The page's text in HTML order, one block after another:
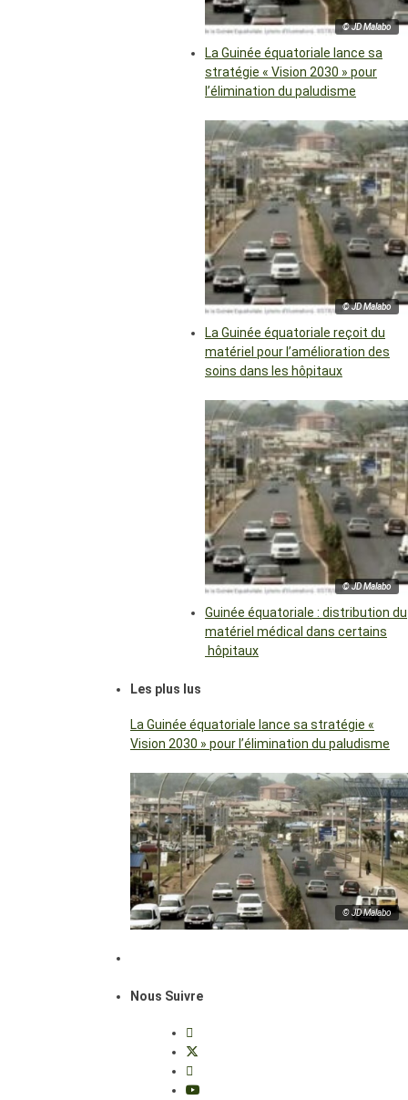
© JD Malabo
La Guinée équatoriale lance sa
stratégie « Vision 2030 » pour
l’élimination du paludisme
© JD Malabo
La Guinée équatoriale reçoit du
matériel pour l’amélioration des
soins dans les hôpitaux
© JD Malabo
Guinée équatoriale : distribution du
matériel médical dans certains
hôpitaux
Les plus lus
La Guinée équatoriale lance sa stratégie «
Vision 2030 » pour l’élimination du paludisme
© JD Malabo
Nous Suivre